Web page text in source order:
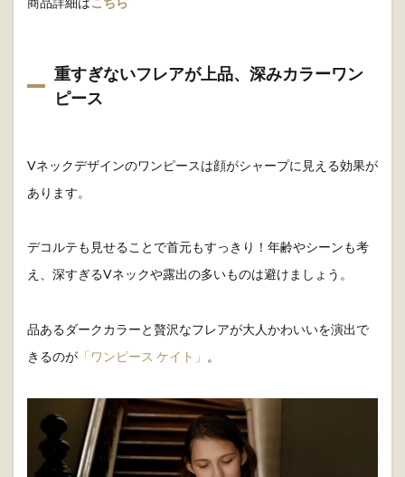
分を綺麗にカバーし、手首まで細見えに。
れ、上品さを演出します。
ピース
Vネックデザインのワンピースは顔がシャープに見える効果が